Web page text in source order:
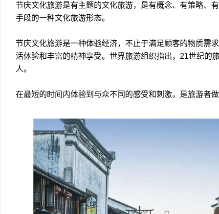
节庆文化旅游是有主题的文化旅游，是有概念、有策略、
手段的一种文化旅游形态。
节庆文化旅游是一种体验经济，不止于满足顾客的物质需
活体验和丰富的精神享受。世界旅游组织指出，21世纪的
人。
在最短的时间内体验到与众不同的感受和刺激，是旅游者